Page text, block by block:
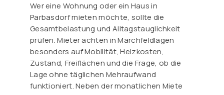
Wer eine Wohnung oder ein Haus in
Parbasdorf mieten möchte, sollte die
Gesamtbelastung und Alltagstauglichkeit
prüfen. Mieter achten in Marchfeldlagen
besonders auf Mobilität, Heizkosten,
Zustand, Freiflächen und die Frage, ob die
Lage ohne täglichen Mehraufwand
funktioniert. Neben der monatlichen Miete